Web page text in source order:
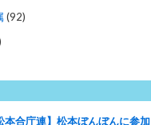
(92)
本合庁連】松本ぼんぼんに参加